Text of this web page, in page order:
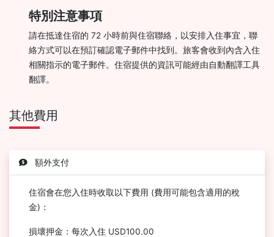
特別注意事項
請在抵達住宿的 72 小時前與住宿聯絡，以安排入住事宜，聯
絡方式可以在預訂確認電子郵件中找到。旅客會收到內含入住
相關指示的電子郵件。住宿提供的資訊可能經由自動翻譯工具
翻譯。
其他費用
額外支付
住宿會在您入住時收取以下費用 (費用可能包含適用的稅
金)：
損壞押金：每次入住 USD100.00